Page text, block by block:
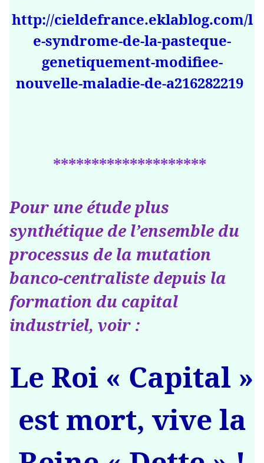
http://cieldefrance.eklablog.com/l
e-syndrome-de-la-pasteque-
genetiquement-modifiee-
nouvelle-maladie-de-a216282219
********************
Pour une étude plus
synthétique de l’ensemble du
processus de la mutation
banco-centraliste depuis la
formation du capital
industriel, voir :
Le Roi « Capital »
est mort, vive la